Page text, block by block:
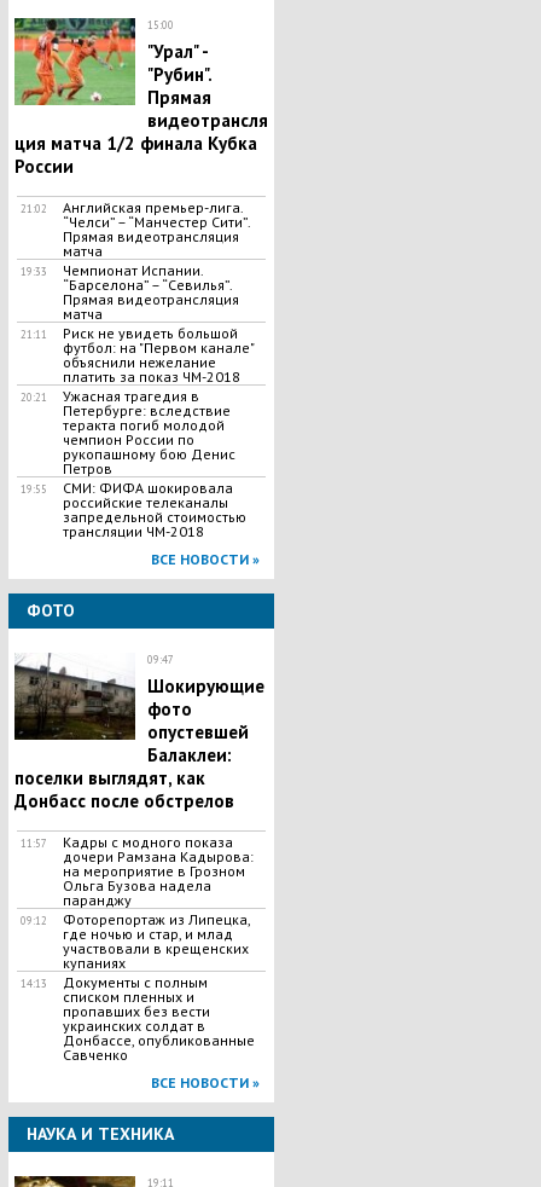
15:00
"Урал" -
"Рубин".
Прямая
видеотрансля
ция матча 1/2 финала Кубка
России
21:02
Английская премьер-лига.
“Челси” – “Манчестер Сити”.
Прямая видеотрансляция
матча
19:33
Чемпионат Испании.
“Барселона” – “Севилья”.
Прямая видеотрансляция
матча
21:11
Риск не увидеть большой
футбол: на "Первом канале"
объяснили нежелание
платить за показ ЧМ-2018
20:21
Ужасная трагедия в
Петербурге: вследствие
теракта погиб молодой
чемпион России по
рукопашному бою Денис
Петров
19:55
СМИ: ФИФА шокировала
российские телеканалы
запредельной стоимостью
трансляции ЧМ-2018
ВСЕ НОВОСТИ »
ФОТО
09:47
Шокирующие
фото
опустевшей
Балаклеи:
поселки выглядят, как
Донбасс после обстрелов
11:57
Кадры с модного показа
дочери Рамзана Кадырова:
на мероприятие в Грозном
Ольга Бузова надела
паранджу
09:12
Фоторепортаж из Липецка,
где ночью и стар, и млад
участвовали в крещенских
купаниях
14:13
Документы с полным
списком пленных и
пропавших без вести
украинских солдат в
Донбассе, опубликованные
Савченко
ВСЕ НОВОСТИ »
НАУКА И ТЕХНИКА
19:11